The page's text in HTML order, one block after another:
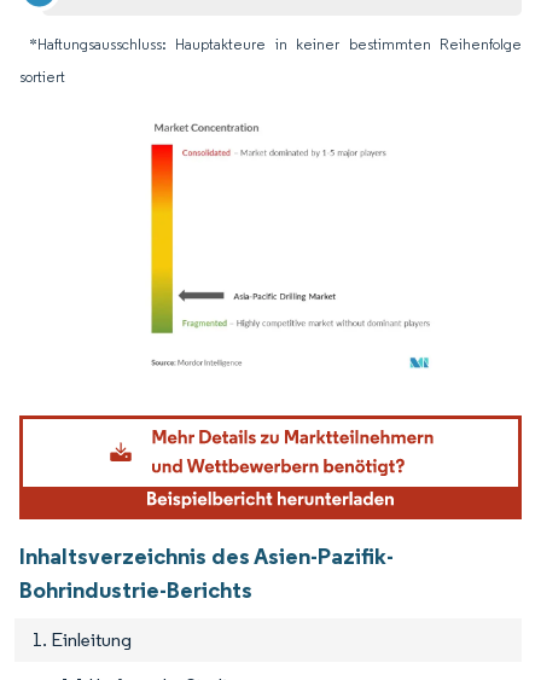
*Haftungsausschluss: Hauptakteure in keiner bestimmten Reihenfolge
sortiert
Bild © Mordor Intelligence. Wiederverwendung erfordert Namensnennung gemäß
Inhaltsverzeichnis des Asien-Pazifik-
Bohrindustrie-Berichts
1. Einleitung